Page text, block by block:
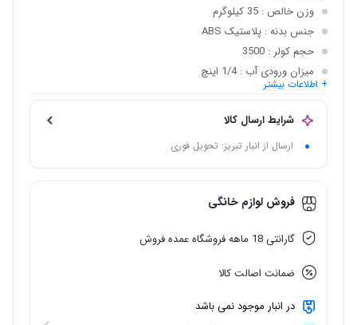
وزن خالص : 35 کیلوگرم
جنس بدنه: پلاستیک ABS
حجم کولر : 3500
میزان ورودی آب : 1/4 اینچ
میزان برق ورودی
اندازه دهانه خروجی باد
+ اطلاعات بیشتر
شرایط ارسال کالا
ارسال از انبار تبریز: تحویل فوری
فروش لوازم خانگی
گارانتی 18 ماهه فروشگاه عمده فروش
ضمانت اصالت کالا
در انبار موجود نمی باشد